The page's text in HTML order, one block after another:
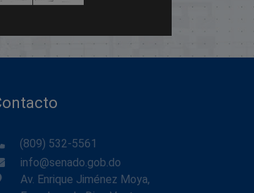
(809) 532-5561
info@senado.gob.do
Av. Enrique Jiménez Moya,